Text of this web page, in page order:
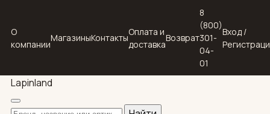
О
компании
МагазиныКонтакты
Оплата и
доставка
Возврат
8
(800)
301-
04-
01
Вход /
Lapinland
Поиск по каталогу